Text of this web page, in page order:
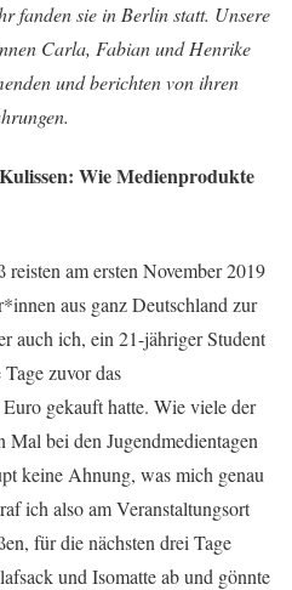
fanden sie in Berlin statt. Unsere
Carla, Fabian und Henrike
und berichten von ihren
Wie Medienprodukte
am ersten November 2019
aus ganz Deutschland zur
auch ich, ein 21-jähriger Student
zuvor das
gekauft hatte. Wie viele der
Mal bei den Jugendmedientagen
keine Ahnung, was mich genau
ich also am Veranstaltungsort
für die nächsten drei Tage
und Isomatte ab und gönnte